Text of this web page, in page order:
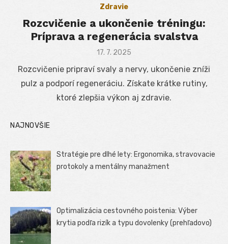
Zdravie
Rozcvičenie a ukončenie tréningu:
Príprava a regenerácia svalstva
Posted
17. 7. 2025
Rozcvičenie pripraví svaly a nervy, ukončenie zníži
pulz a podporí regeneráciu. Získate krátke rutiny,
ktoré zlepšia výkon aj zdravie.
NAJNOVŠIE
Stratégie pre dlhé lety: Ergonomika, stravovacie
protokoly a mentálny manažment
Optimalizácia cestovného poistenia: Výber
krytia podľa rizík a typu dovolenky (prehľadovo)